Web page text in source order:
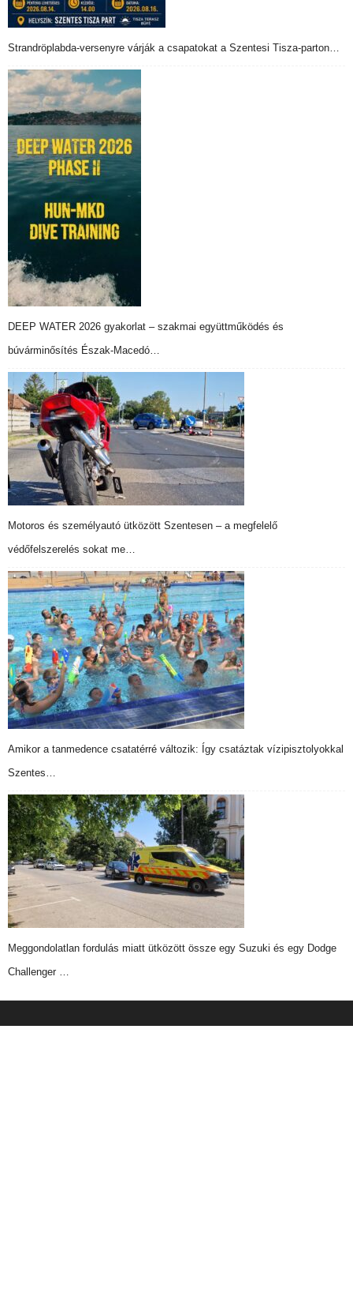
Strandröplabda-versenyre várják a csapatokat a Szentesi Tisza-parton…
DEEP WATER 2026 gyakorlat – szakmai együttműködés és
búvárminősítés Észak-Macedó…
Motoros és személyautó ütközött Szentesen – a megfelelő
védőfelszerelés sokat me…
Amikor a tanmedence csatatérré változik: Így csatáztak vízipisztolyokkal
Szentes…
Meggondolatlan fordulás miatt ütközött össze egy Suzuki és egy Dodge
Challenger …